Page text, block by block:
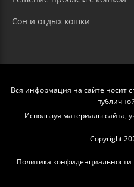
Сон и отдых кошки
Вся информация на сайте носит
Используя материалы сайта,
Copyright
Политика конфиденциальности